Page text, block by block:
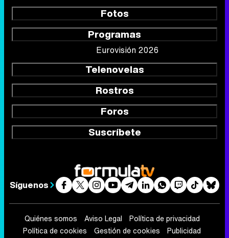
Fotos
Programas
Eurovisión 2026
Telenovelas
Rostros
Foros
Suscríbete
Síguenos
Quiénes somos Aviso Legal
Política de privacidad
Política de cookies
Gestión de cookies
Publicidad